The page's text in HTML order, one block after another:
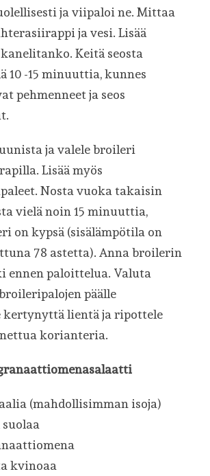
ja viipaloi ne. Mittaa
ja vesi. Lisää
Keitä seosta
10 -15 minuuttia, kunnes
pehmenneet ja seos
ja valele broileri
Lisää myös
Nosta vuoka takaisin
vielä noin 15 minuuttia,
on kypsä (sisälämpötila on
78 astetta). Anna broilerin
ennen paloittelua. Valuta
päälle
kertynyttä lientä ja ripottele
korianteria.
(mahdollisimman isoja)
kvinoaa